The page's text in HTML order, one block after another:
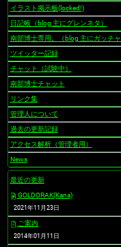
イラスト掲示板(locked!)
日記帳（blog 主にグレンネタ）
南部博士専用。（blog 主にガッチャ
ツイッター記録
チャット（試験中）
南部博士チャット
リンク集
管理人について
過去の更新記録
アクセス解析（管理者用）
News
最近の更新
GOLDORAK(Kana)
2021年11月23日
ご案内
2014年01月11日